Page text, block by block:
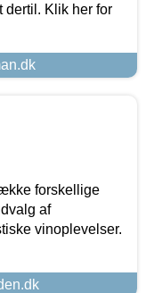
dertil. Klik her for
forskellige
af
vinoplevelser.